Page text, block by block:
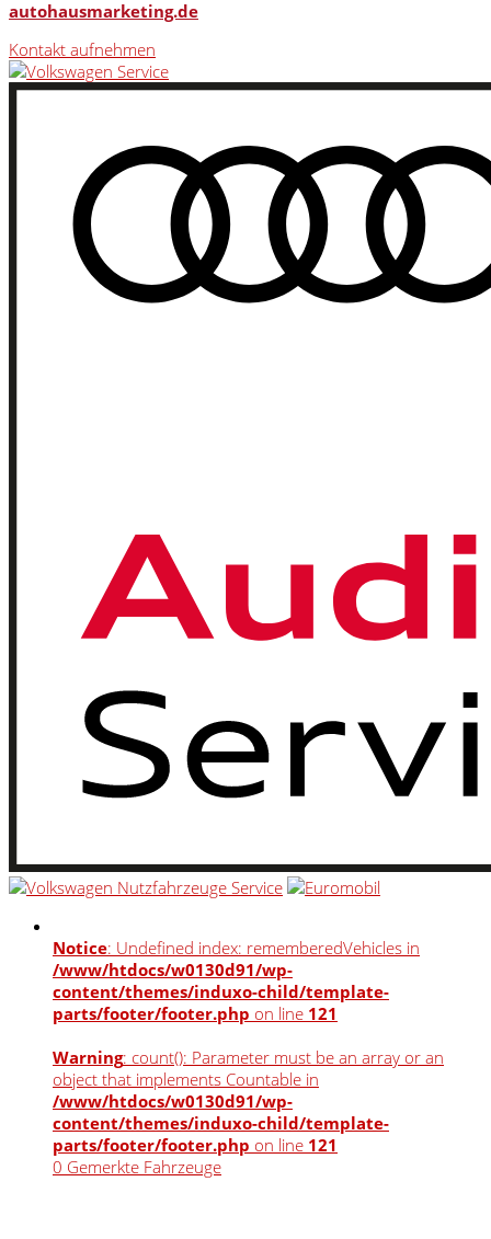
autohausmarketing.de
Kontakt aufnehmen
Notice: Undefined index: rememberedVehicles in
/www/htdocs/w0130d91/wp-
content/themes/induxo-child/template-
parts/footer/footer.php on line 121
Warning: count(): Parameter must be an array or an
object that implements Countable in
/www/htdocs/w0130d91/wp-
content/themes/induxo-child/template-
parts/footer/footer.php on line 121
0 Gemerkte Fahrzeuge